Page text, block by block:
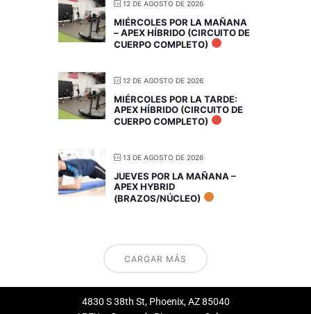
12 DE AGOSTO DE 2026
MIÉRCOLES POR LA MAÑANA
– APEX HÍBRIDO (CIRCUITO DE
CUERPO COMPLETO)
12 DE AGOSTO DE 2026
MIÉRCOLES POR LA TARDE:
APEX HÍBRIDO (CIRCUITO DE
CUERPO COMPLETO)
13 DE AGOSTO DE 2026
JUEVES POR LA MAÑANA –
APEX HYBRID
(BRAZOS/NÚCLEO)
CARGAR MÁS
4830 S 38th St, Phoenix, AZ 85040